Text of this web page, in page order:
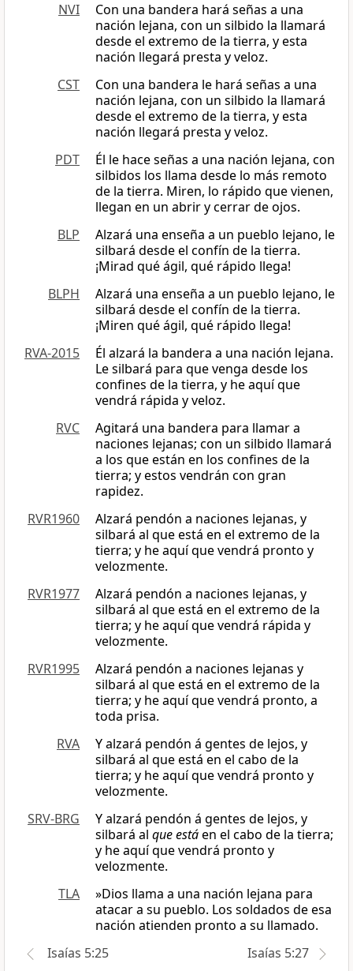
NVI
Con una bandera hará señas a una
nación lejana, con un silbido la llamará
desde el extremo de la tierra, y esta
nación llegará presta y veloz.
CST
Con una bandera le hará señas a una
nación lejana, con un silbido la llamará
desde el extremo de la tierra, y esta
nación llegará presta y veloz.
PDT
Él le hace señas a una nación lejana, con
silbidos los llama desde lo más remoto
de la tierra. Miren, lo rápido que vienen,
llegan en un abrir y cerrar de ojos.
BLP
Alzará una enseña a un pueblo lejano, le
silbará desde el confín de la tierra.
¡Mirad qué ágil, qué rápido llega!
BLPH
Alzará una enseña a un pueblo lejano, le
silbará desde el confín de la tierra.
¡Miren qué ágil, qué rápido llega!
RVA-2015
Él alzará la bandera a una nación lejana.
Le silbará para que venga desde los
confines de la tierra, y he aquí que
vendrá rápida y veloz.
RVC
Agitará una bandera para llamar a
naciones lejanas; con un silbido llamará
a los que están en los confines de la
tierra; y estos vendrán con gran
rapidez.
RVR1960
Alzará pendón a naciones lejanas, y
silbará al que está en el extremo de la
tierra; y he aquí que vendrá pronto y
velozmente.
RVR1977
Alzará pendón a naciones lejanas, y
silbará al que está en el extremo de la
tierra; y he aquí que vendrá rápida y
velozmente.
RVR1995
Alzará pendón a naciones lejanas y
silbará al que está en el extremo de la
tierra; y he aquí que vendrá pronto, a
toda prisa.
RVA
Y alzará pendón á gentes de lejos, y
silbará al que está en el cabo de la
tierra; y he aquí que vendrá pronto y
velozmente.
SRV-BRG
Y alzará pendón á gentes de lejos, y
silbará al que estáen el cabo de la tierra;
y he aquí que vendrá pronto y
velozmente.
TLA
»Dios llama a una nación lejana para
atacar a su pueblo. Los soldados de esa
nación atienden pronto a su llamado.
Isaías 5:25
Isaías 5:27